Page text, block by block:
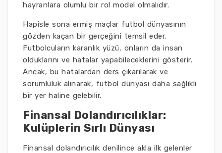
hayranlara olumlu bir rol model olmalıdır.
Hapisle sona ermiş maçlar futbol dünyasının
gözden kaçan bir gerçeğini temsil eder.
Futbolcuların karanlık yüzü, onların da insan
olduklarını ve hatalar yapabileceklerini gösterir.
Ancak, bu hatalardan ders çıkarılarak ve
sorumluluk alınarak, futbol dünyası daha sağlıklı
bir yer haline gelebilir.
Finansal Dolandırıcılıklar:
Kulüplerin Sırlı Dünyası
Finansal dolandırıcılık denilince akla ilk gelenler